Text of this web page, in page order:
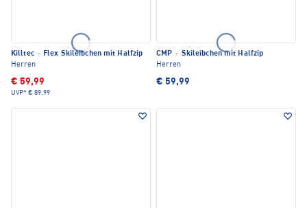
Killtec · Flex Skileibchen mit Halfzip
Herren
€ 59,99
UVP* € 89,99
CMP · Skileibchen mit Halfzip
Herren
€ 59,99